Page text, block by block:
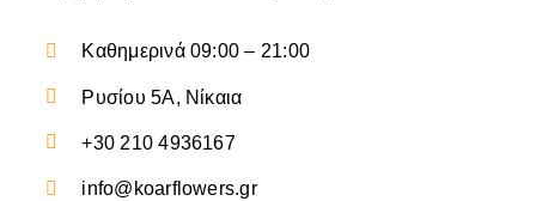
Καθημερινά 09:00 – 21:00
Ρυσίου 5Α, Νίκαια
+30 210 4936167
info@koarflowers.gr